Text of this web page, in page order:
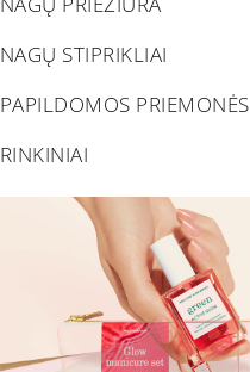
NAGŲ STIPRIKLIAI
PAPILDOMOS PRIEMONĖS
RINKINIAI